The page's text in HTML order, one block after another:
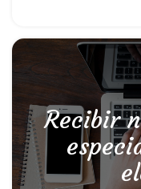
Recibir